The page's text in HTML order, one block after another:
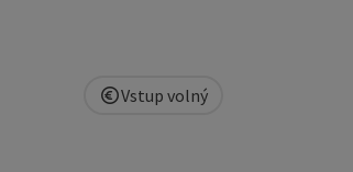
Vstup volný